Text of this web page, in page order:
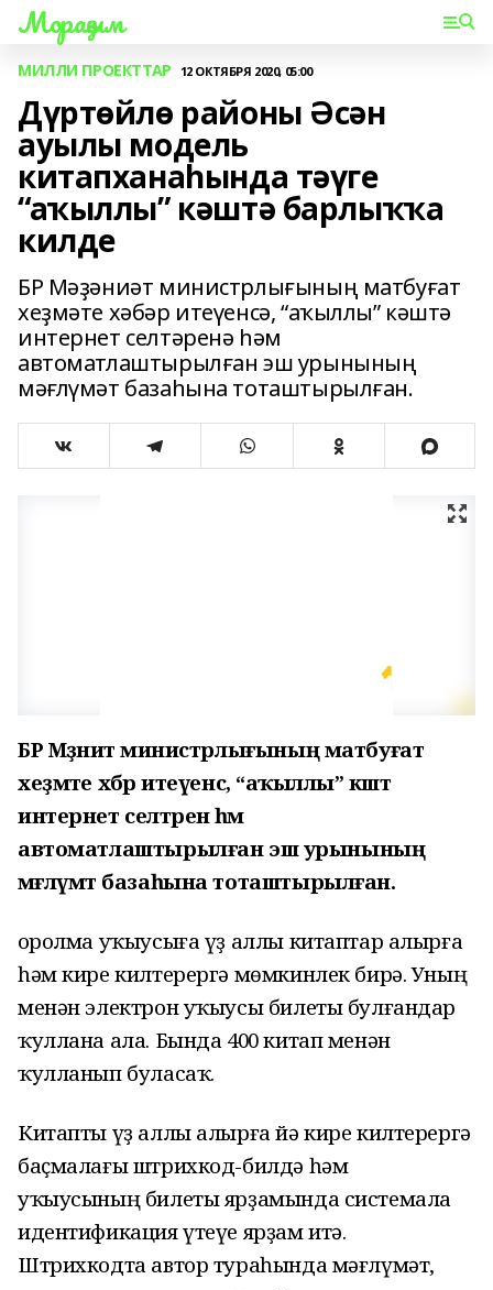
Мораҙым
МИЛЛИ ПРОЕКТТАР 12 ОКТЯБРЯ 2020, 05:00
Дүртөйлө районы Әсән
ауылы модель
китапханаһында тәүге
“аҡыллы” кәштә барлыҡҡа
килде
БР Мәҙәниәт министрлығының матбуғат
хеҙмәте хәбәр итеүенсә, “аҡыллы” кәштә
интернет селтәренә һәм
автоматлаштырылған эш урынының
мәғлүмәт базаһына тоташтырылған.
БР Мәҙәниәт министрлығының матбуғат
хеҙмәте хәбәр итеүенсә, “аҡыллы” кәштә
интернет селтәренә һәм
автоматлаштырылған эш урынының
мәғлүмәт базаһына тоташтырылған.
Ҡоролма уҡыусыға үҙ аллы китаптар алырға
һәм кире килтерергә мөмкинлек бирә. Уның
менән электрон уҡыусы билеты булғандар
ҡуллана ала. Бында 400 китап менән
ҡулланып буласаҡ.
Китапты үҙ аллы алырға йә кире килтерергә
баҫмалағы штрихкод-билдә һәм
уҡыусының билеты ярҙамында системала
идентификация үтеүе ярҙам итә.
Штрихкодта автор тураһында мәғлүмәт,